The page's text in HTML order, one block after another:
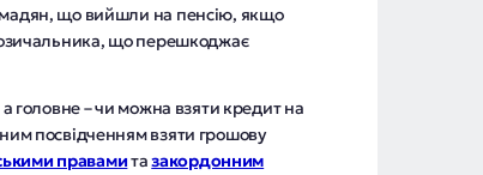
що вийшли на пенсію, якщо
що перешкоджає
головне – чи можна взяти кредит на
посвідченням взяти грошову
правамитазакордонним